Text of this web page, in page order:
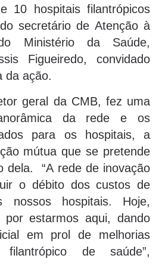
10 hospitais filantrópicos
secretário de Atenção à
Ministério da Saúde,
Figueiredo, convidado
da ação.
geral da CMB, fez uma
da rede e os
para os hospitais, a
mútua que se pretende
dela. “A rede de inovação
o débito dos custos de
nossos hospitais. Hoje,
estarmos aqui, dando
em prol de melhorias
de saúde”,